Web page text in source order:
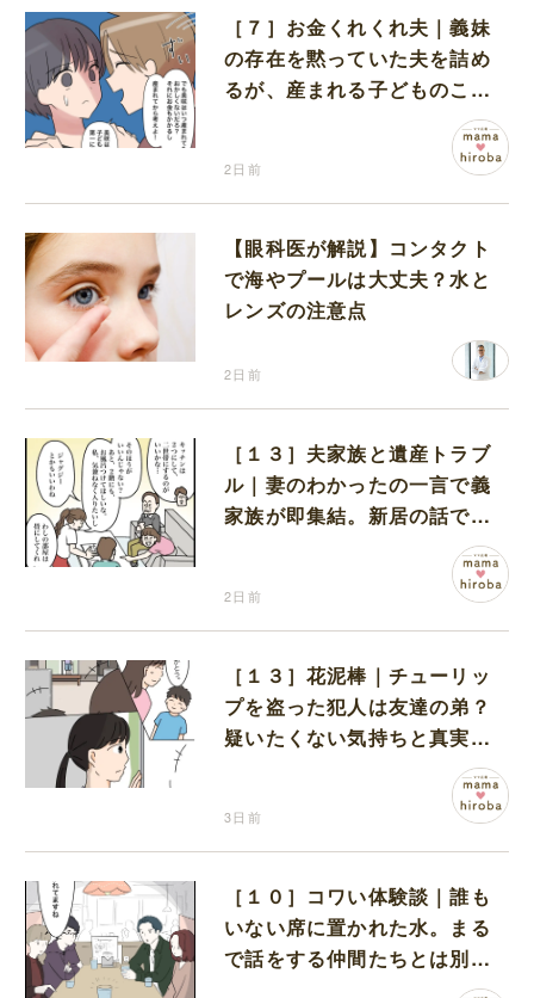
［７］お金くれくれ夫｜義妹
の存在を黙っていた夫を詰め
るが、産まれる子どものこと
を第一に考えてと流される
2日前
【眼科医が解説】コンタクト
で海やプールは大丈夫？水と
レンズの注意点
2日前
［１３］夫家族と遺産トラブ
ル｜妻のわかったの一言で義
家族が即集結。新居の話で盛
り上がる義家族を置いて実家
2日前
［１３］花泥棒｜チューリッ
プを盗った犯人は友達の弟？
疑いたくない気持ちと真実の
3日前
［１０］コワい体験談｜誰も
いない席に置かれた水。まる
で話をする仲間たちとは別に